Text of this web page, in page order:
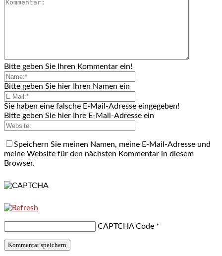
Bitte geben Sie Ihren Kommentar ein!
Bitte geben Sie hier Ihren Namen ein
Sie haben eine falsche E-Mail-Adresse eingegeben!
Bitte geben Sie hier Ihre E-Mail-Adresse ein
Speichern Sie meinen Namen, meine E-Mail-Adresse und
meine Website für den nächsten Kommentar in diesem
Browser.
CAPTCHA Code *